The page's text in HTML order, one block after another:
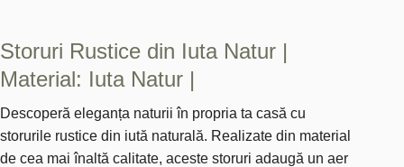
Storuri Rustice din Iuta Natur |
Material: Iuta Natur |
Descoperă eleganța naturii în propria ta casă cu
storurile rustice din iută naturală. Realizate din material
de cea mai înaltă calitate, aceste storuri adaugă un aer